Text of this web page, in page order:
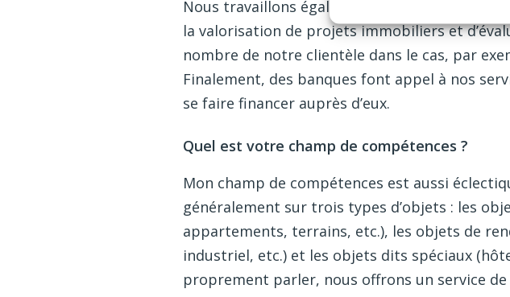
Nous travaillons également avec des clients
la valorisation de projets immobiliers et
nombre de notre clientèle dans le cas, par
Finalement, des banques font appel à nos
se faire financer auprès d’eux.
Quel est votre champ de compétences ?
Mon champ de compétences est aussi
généralement sur trois types d’objets : les
appartements, terrains, etc.), les objets de
industriel, etc.) et les objets dits spéciaux
proprement parler, nous offrons un service de